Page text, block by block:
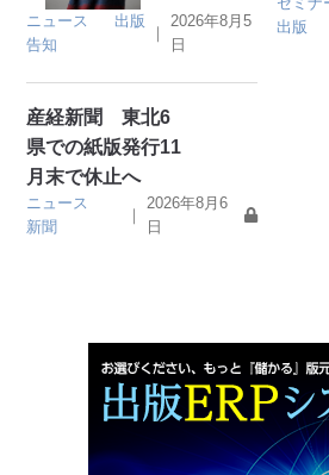
ニュース
出版
告知
｜
2026年8月5
日
出版
産経新聞 東北6
県での紙版発行11
月末で休止へ
ニュース
新聞
｜
2026年8月6
日